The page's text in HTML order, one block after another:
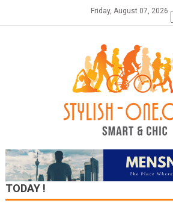
Friday, August 07, 2026
TODAY !